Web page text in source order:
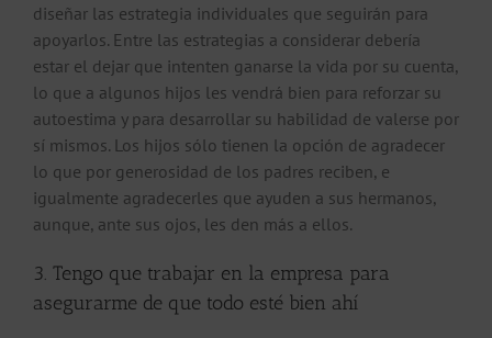
diseñar las estrategia individuales que seguirán para
apoyarlos. Entre las estrategias a considerar debería
estar el dejar que intenten ganarse la vida por su cuenta,
lo que a algunos hijos les vendrá bien para reforzar su
autoestima y para desarrollar su habilidad de valerse por
sí mismos. Los hijos sólo tienen la opción de agradecer
lo que por generosidad de los padres reciben, e
igualmente agradecerles que ayuden a sus hermanos,
aunque, ante sus ojos, les den más a ellos.
3. Tengo que trabajar en la empresa para
asegurarme de que todo esté bien ahí